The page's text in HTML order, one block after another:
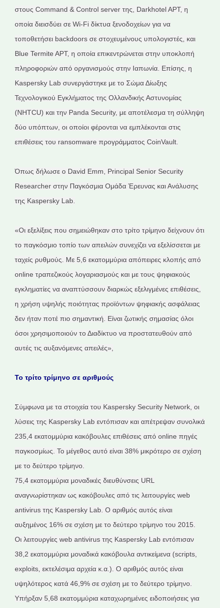
στους Command & Control server της, Darkhotel APT, η
οποία διεισδύει σε Wi-Fi δίκτυα ξενοδοχείων για να
τοποθετήσει backdoors σε στοχευμένους υπολογιστές, και
Blue Termite APT, η οποία επικεντρώνεται στην υποκλοπή
πληροφοριών από οργανισμούς στην Ιαπωνία. Επίσης, η
Kaspersky Lab συνεργάστηκε με το Σώμα Δίωξης
Τεχνολογικού Εγκλήματος της Ολλανδικής Αστυνομίας
(NHTCU) και την Panda Security, με αποτέλεσμα τη σύλληψη
δύο υπόπτων, οι οποίοι φέρονται να εμπλέκονται στις
επιθέσεις του ransomware προγράμματος CoinVault.
Όπως δήλωσε ο David Emm, Principal Senior Security
Researcher στην Παγκόσμια Ομάδα Έρευνας και Ανάλυσης
της Kaspersky Lab.
«Οι εξελίξεις που σημειώθηκαν στο τρίτο τρίμηνο δείχνουν ότι
το παγκόσμιο τοπίο των απειλών συνεχίζει να εξελίσσεται με
ταχείς ρυθμούς. Με 5,6 εκατομμύρια απόπειρες κλοπής από
online τραπεζικούς λογαριασμούς και με τους ψηφιακούς
εγκληματίες να αναπτύσσουν διαρκώς εξελιγμένες επιθέσεις,
η χρήση υψηλής ποιότητας προϊόντων ψηφιακής ασφάλειας
δεν ήταν ποτέ πιο σημαντική. Είναι ζωτικής σημασίας όλοι
όσοι χρησιμοποιούν το Διαδίκτυο να προστατευθούν από
αυτές τις αυξανόμενες απειλές»,
Το τρίτο τρίμηνο σε αριθμούς
Σύμφωνα με τα στοιχεία του Kaspersky Security Network, οι
λύσεις της Kaspersky Lab εντόπισαν και απέτρεψαν συνολικά
235,4 εκατομμύρια κακόβουλες επιθέσεις από online πηγές
παγκοσμίως. Το μέγεθος αυτό είναι 38% μικρότερο σε σχέση
με το δεύτερο τρίμηνο.
75,4 εκατομμύρια μοναδικές διευθύνσεις URL
αναγνωρίστηκαν ως κακόβουλες από τις λειτουργίες web
antivirus της Kaspersky Lab. Ο αριθμός αυτός είναι
αυξημένος 16% σε σχέση με το δεύτερο τρίμηνο του 2015.
Οι λειτουργίες web antivirus της Kaspersky Lab εντόπισαν
38,2 εκατομμύρια μοναδικά κακόβουλα αντικείμενα (scripts,
exploits, εκτελέσιμα αρχεία κ.α.). Ο αριθμός αυτός είναι
υψηλότερος κατά 46,9% σε σχέση με το δεύτερο τρίμηνο.
Υπήρξαν 5,68 εκατομμύρια καταχωρημένες ειδοποιήσεις για